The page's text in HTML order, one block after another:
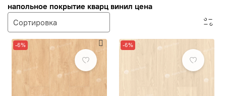
напольное покрытие кварц винил цена
-6% -6%